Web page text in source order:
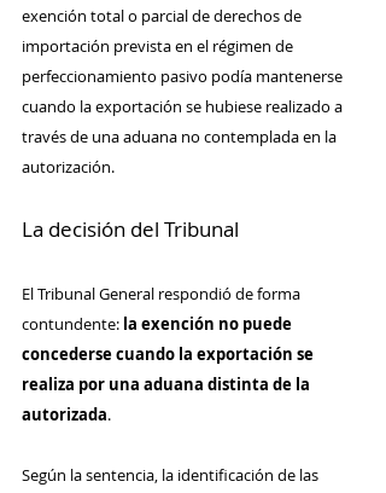
exención total o parcial de derechos de
importación prevista en el régimen de
perfeccionamiento pasivo podía mantenerse
cuando la exportación se hubiese realizado a
través de una aduana no contemplada en la
autorización.
La decisión del Tribunal
El Tribunal General respondió de forma
contundente: la exención no puede
concederse cuando la exportación se
realiza por una aduana distinta de la
autorizada.
Según la sentencia, la identificación de las